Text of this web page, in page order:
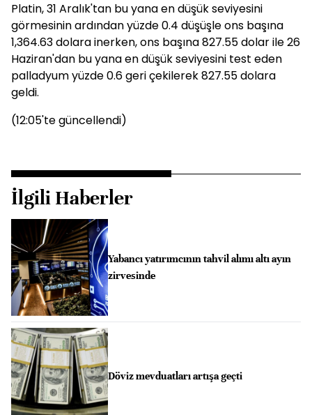
Platin, 31 Aralık'tan bu yana en düşük seviyesini
görmesinin ardından yüzde 0.4 düşüşle ons başına
1,364.63 dolara inerken, ons başına 827.55 dolar ile 26
Haziran'dan bu yana en düşük seviyesini test eden
palladyum yüzde 0.6 geri çekilerek 827.55 dolara
geldi.
(12:05'te güncellendi)
İlgili Haberler
Yabancı yatırımcının tahvil alımı altı ayın
zirvesinde
Döviz mevduatları artışa geçti